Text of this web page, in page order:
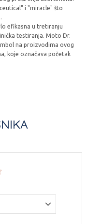
i "miracle" što
efikasna u tretiranju
testiranja. Moto Dr.
na proizvodima ovog
koje označava početak